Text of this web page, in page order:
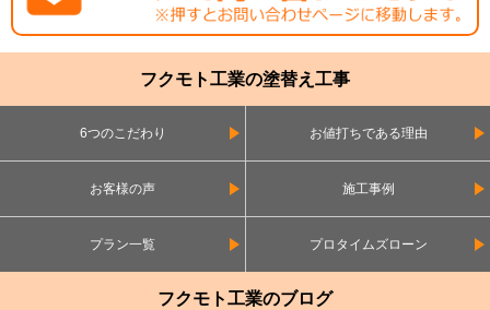
フクモト工業の塗替え工事
6つのこだわり お値打ちである理由
お客様の声 施工事例
プラン一覧 プロタイムズローン
フクモト工業のブログ